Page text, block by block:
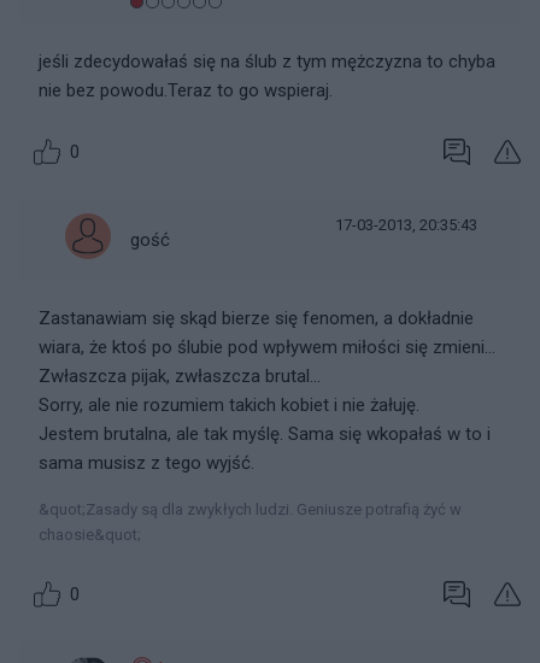
jeśli zdecydowałaś się na ślub z tym mężczyzna to chyba
nie bez powodu.Teraz to go wspieraj.
0
gość
17-03-2013, 20:35:43
Zastanawiam się skąd bierze się fenomen, a dokładnie
wiara, że ktoś po ślubie pod wpływem miłości się zmieni...
Zwłaszcza pijak, zwłaszcza brutal...
Sorry, ale nie rozumiem takich kobiet i nie żałuję.
Jestem brutalna, ale tak myślę. Sama się wkopałaś w to i
sama musisz z tego wyjść.
‎&quot;Zasady są dla zwykłych ludzi. Geniusze potrafią żyć w
chaosie&quot;
0